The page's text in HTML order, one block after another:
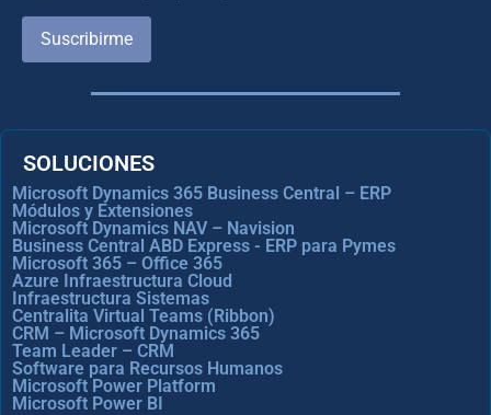
Suscribirme
SOLUCIONES
Microsoft Dynamics 365 Business Central – ERP
Módulos y Extensiones
Microsoft Dynamics NAV – Navision
Business Central ABD Express - ERP para Pymes
Microsoft 365 – Office 365
Azure Infraestructura Cloud
Infraestructura Sistemas
Centralita Virtual Teams (Ribbon)
CRM – Microsoft Dynamics 365
Team Leader – CRM
Software para Recursos Humanos
Microsoft Power Platform
Microsoft Power BI